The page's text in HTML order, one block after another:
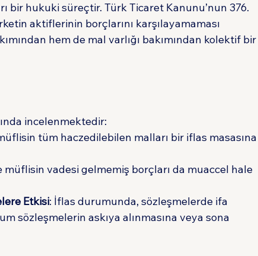
bir hukuki süreçtir. Türk Ticaret Kanunu’nun 376.
aktiflerinin borçlarını karşılayamaması
hem de mal varlığı bakımından kolektif bir
incelenmektedir:
tüm haczedilebilen malları bir iflas masasına
müflisin vadesi gelmemiş borçları da muaccel hale
Etkisi: İflas durumunda, sözleşmelerde ifa
sözleşmelerin askıya alınmasına veya sona